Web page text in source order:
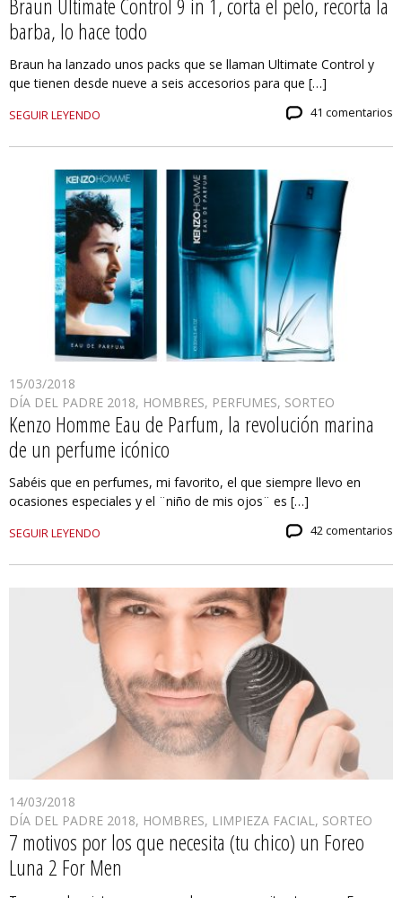
Braun Ultimate Control 9 in 1, corta el pelo, recorta la
barba, lo hace todo
Braun ha lanzado unos packs que se llaman Ultimate Control y
que tienen desde nueve a seis accesorios para que […]
SEGUIR LEYENDO 41 comentarios
15/03/2018
DÍA DEL PADRE 2018, HOMBRES, PERFUMES, SORTEO
Kenzo Homme Eau de Parfum, la revolución marina
de un perfume icónico
Sabéis que en perfumes, mi favorito, el que siempre llevo en
ocasiones especiales y el ¨niño de mis ojos¨ es […]
SEGUIR LEYENDO 42 comentarios
14/03/2018
DÍA DEL PADRE 2018, HOMBRES, LIMPIEZA FACIAL, SORTEO
7 motivos por los que necesita (tu chico) un Foreo
Luna 2 For Men